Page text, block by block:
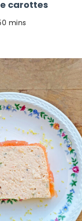
carottes
mins